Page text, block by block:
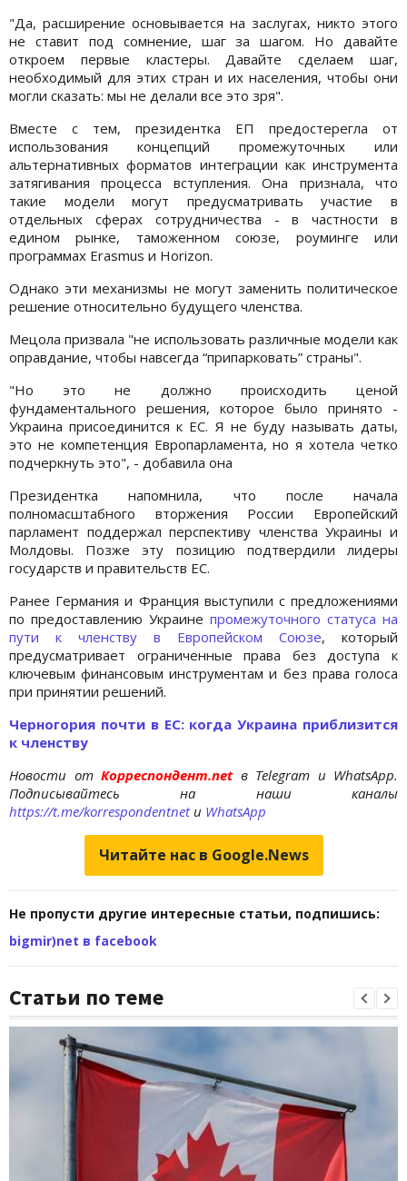
"Да, расширение основывается на заслугах, никто этого
не ставит под сомнение, шаг за шагом. Но давайте
откроем первые кластеры. Давайте сделаем шаг,
необходимый для этих стран и их населения, чтобы они
могли сказать: мы не делали все это зря".
Вместе с тем, президентка ЕП предостерегла от
использования концепций промежуточных или
альтернативных форматов интеграции как инструмента
затягивания процесса вступления. Она признала, что
такие модели могут предусматривать участие в
отдельных сферах сотрудничества - в частности в
едином рынке, таможенном союзе, роуминге или
программах Erasmus и Horizon.
Однако эти механизмы не могут заменить политическое
решение относительно будущего членства.
Мецола призвала "не использовать различные модели как
оправдание, чтобы навсегда “припарковать” страны".
"Но это не должно происходить ценой
фундаментального решения, которое было принято -
Украина присоединится к ЕС. Я не буду называть даты,
это не компетенция Европарламента, но я хотела четко
подчеркнуть это", - добавила она
Президентка напомнила, что после начала
полномасштабного вторжения России Европейский
парламент поддержал перспективу членства Украины и
Молдовы. Позже эту позицию подтвердили лидеры
государств и правительств ЕС.
Ранее Германия и Франция выступили с предложениями
по предоставлению Украине промежуточного статуса на
пути к членству в Европейском Союзе, который
предусматривает ограниченные права без доступа к
ключевым финансовым инструментам и без права голоса
при принятии решений.
Черногория почти в ЕС: когда Украина приблизится
к членству
Новости отКорреспондент.net в Telegram и WhatsApp.
Подписывайтесь на наши каналы
https://t.me/korrespondentnetи WhatsApp
Читайте нас в Google.News
Не пропусти другие интересные статьи, подпишись:
bigmir)net в facebook
Статьи по теме